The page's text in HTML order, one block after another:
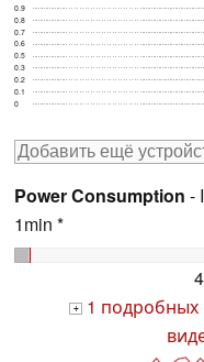
0
0.1
0.2
0.3
0.5
0.6
0.7
0.8
0.9
Power Consumption -
1min *
+ 1 подробных